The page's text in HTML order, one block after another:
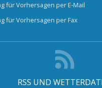
für Vorhersagen per E-Mail
für Vorhersagen per Fax
RSS UND